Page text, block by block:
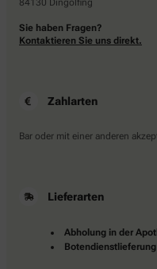
84130 Dingolfing
Sie haben Fragen?
Kontaktieren Sie uns direkt.
Zahlarten
Bar oder mit einer anderen
Lieferarten
Abholung in der
Botendienstlieferung